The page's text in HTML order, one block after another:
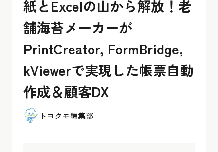
紙とExcelの山から解放！老
舗海苔メーカーが
PrintCreator, FormBridge,
kViewerで実現した帳票自動
作成＆顧客DX
トヨクモ編集部